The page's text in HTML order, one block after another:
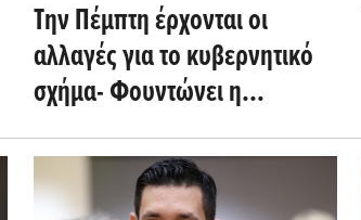
Την Πέμπτη έρχονται οι
αλλαγές για το κυβερνητικό
σχήμα- Φουντώνει η
φημολογία για πρόωρες
εκλογες